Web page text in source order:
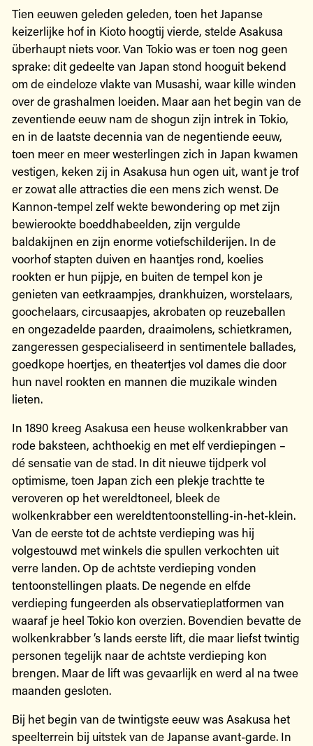
Tien eeuwen geleden geleden, toen het Japanse
keizerlijke hof in Kioto hoogtij vierde, stelde Asakusa
überhaupt niets voor. Van Tokio was er toen nog geen
sprake: dit gedeelte van Japan stond hooguit bekend
om de eindeloze vlakte van Musashi, waar kille winden
over de grashalmen loeiden. Maar aan het begin van de
zeventiende eeuw nam de shogun zijn intrek in Tokio,
en in de laatste decennia van de negentiende eeuw,
toen meer en meer westerlingen zich in Japan kwamen
vestigen, keken zij in Asakusa hun ogen uit, want je trof
er zowat alle attracties die een mens zich wenst. De
Kannon-tempel zelf wekte bewondering op met zijn
bewierookte boeddhabeelden, zijn vergulde
baldakijnen en zijn enorme votiefschilderijen. In de
voorhof stapten duiven en haantjes rond, koelies
rookten er hun pijpje, en buiten de tempel kon je
genieten van eetkraampjes, drankhuizen, worstelaars,
goochelaars, circusaapjes, akrobaten op reuzeballen
en ongezadelde paarden, draaimolens, schietkramen,
zangeressen gespecialiseerd in sentimentele ballades,
goedkope hoertjes, en theatertjes vol dames die door
hun navel rookten en mannen die muzikale winden
lieten.
In 1890 kreeg Asakusa een heuse wolkenkrabber van
rode baksteen, achthoekig en met elf verdiepingen –
dé sensatie van de stad. In dit nieuwe tijdperk vol
optimisme, toen Japan zich een plekje trachtte te
veroveren op het wereldtoneel, bleek de
wolkenkrabber een wereldtentoonstelling-in-het-klein.
Van de eerste tot de achtste verdieping was hij
volgestouwd met winkels die spullen verkochten uit
verre landen. Op de achtste verdieping vonden
tentoonstellingen plaats. De negende en elfde
verdieping fungeerden als observatieplatformen van
waaraf je heel Tokio kon overzien. Bovendien bevatte de
wolkenkrabber ’s lands eerste lift, die maar liefst twintig
personen tegelijk naar de achtste verdieping kon
brengen. Maar de lift was gevaarlijk en werd al na twee
maanden gesloten.
Bij het begin van de twintigste eeuw was Asakusa het
speelterrein bij uitstek van de Japanse avant-garde. In